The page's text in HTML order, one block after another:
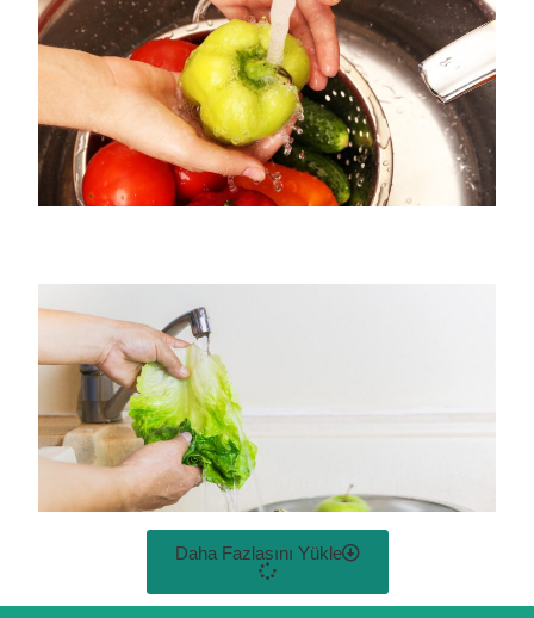
Daha Fazlasını Yükle